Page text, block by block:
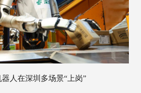
器人在深圳多场景“上岗”